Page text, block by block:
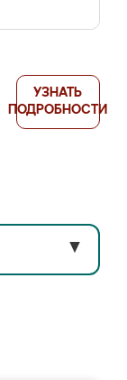
УЗНАТЬ
ПОДРОБНОСТИ
▼